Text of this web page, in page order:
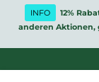
Zum Hauptinhalt
INFO
12%
anderen Aktionen,